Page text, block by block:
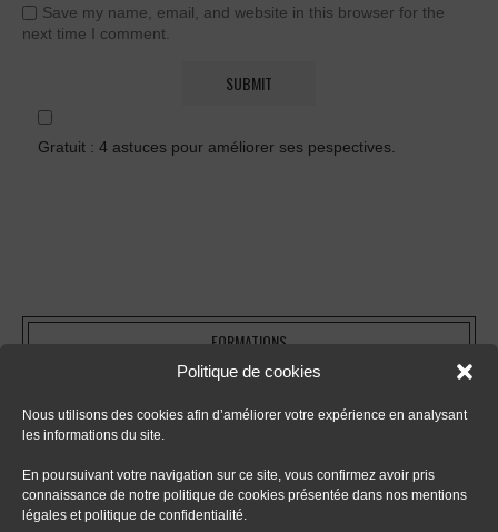
Politique de cookies
Nous utilisons des cookies afin d’améliorer votre expérience en analysant
les informations du site.
En poursuivant votre navigation sur ce site, vous confirmez avoir pris
connaissance de notre politique de cookies présentée dans nos mentions
légales et politique de confidentialité.
Save my name, email, and website in this browser for the
next time I comment.
Gratuit : 4 astuces pour améliorer ses pespectives.
FORMATIONS
- Tout sur le dessin en perspective
- Apprendre la perspective d'intérieur